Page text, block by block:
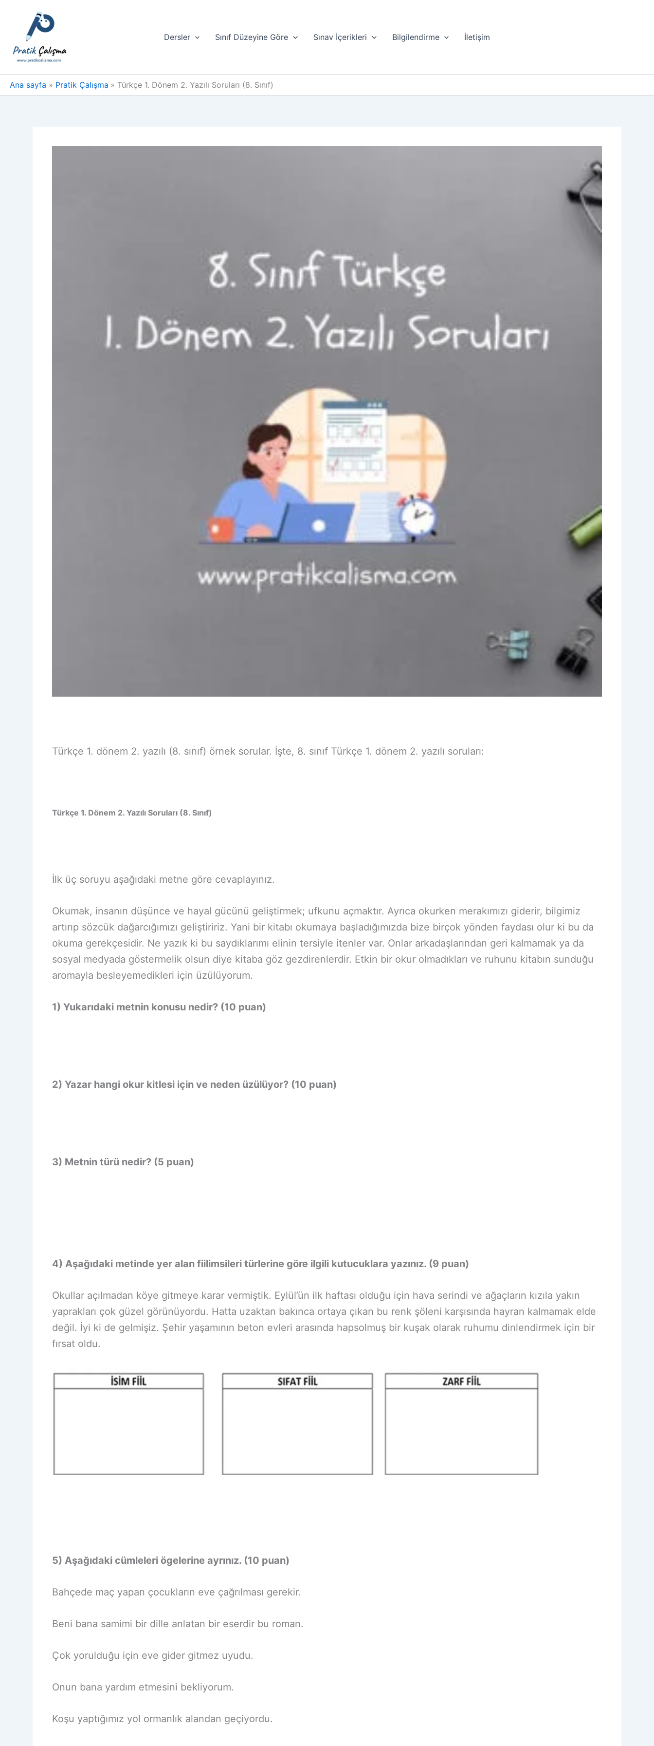
Dersler
Sınıf Düzeyine Göre Sınav İçerikleri Bilgilendirme İletişim
Ana sayfa Pratik Çalışma Türkçe 1. Dönem 2. Yazılı Soruları (8. Sınıf)
Türkçe 1. dönem 2. yazılı (8. sınıf) örnek sorular. İşte, 8. sınıf Türkçe 1. dönem 2. yazılı soruları:
Türkçe 1. Dönem 2. Yazılı Soruları (8. Sınıf)
İlk üç soruyu aşağıdaki metne göre cevaplayınız.
Okumak, insanın düşünce ve hayal gücünü geliştirmek; ufkunu açmaktır. Ayrıca okurken merakımızı giderir, bilgimiz
artırıp sözcük dağarcığımızı geliştiririz. Yani bir kitabı okumaya başladığımızda bize birçok yönden faydası olur ki bu da
okuma gerekçesidir. Ne yazık ki bu saydıklarımı elinin tersiyle itenler var. Onlar arkadaşlarından geri kalmamak ya da
sosyal medyada göstermelik olsun diye kitaba göz gezdirenlerdir. Etkin bir okur olmadıkları ve ruhunu kitabın sunduğu
aromayla besleyemedikleri için üzülüyorum.
1) Yukarıdaki metnin konusu nedir? (10 puan)
2) Yazar hangi okur kitlesi için ve neden üzülüyor? (10 puan)
3) Metnin türü nedir? (5 puan)
4) Aşağıdaki metinde yer alan fiilimsileri türlerine göre ilgili kutucuklara yazınız. (9 puan)
Okullar açılmadan köye gitmeye karar vermiştik. Eylül’ün ilk haftası olduğu için hava serindi ve ağaçların kızıla yakın
yaprakları çok güzel görünüyordu. Hatta uzaktan bakınca ortaya çıkan bu renk şöleni karşısında hayran kalmamak elde
değil. İyi ki de gelmişiz. Şehir yaşamının beton evleri arasında hapsolmuş bir kuşak olarak ruhumu dinlendirmek için bir
fırsat oldu.
5) Aşağıdaki cümleleri ögelerine ayrınız. (10 puan)
Bahçede maç yapan çocukların eve çağrılması gerekir.
Beni bana samimi bir dille anlatan bir eserdir bu roman.
Çok yorulduğu için eve gider gitmez uyudu.
Onun bana yardım etmesini bekliyorum.
Koşu yaptığımız yol ormanlık alandan geçiyordu.